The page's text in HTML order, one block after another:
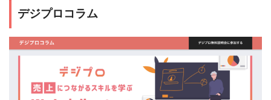
デジプロコラム